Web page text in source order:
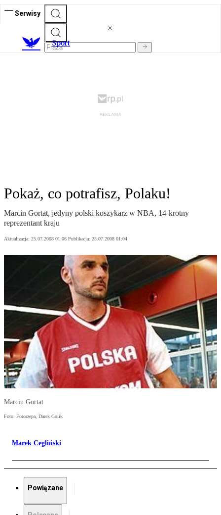
Serwisy
Sport
Pokaż, co potrafisz, Polaku!
Marcin Gortat, jedyny polski koszykarz w NBA, 14-krotny
reprezentant kraju
Aktualizacja: 25.07.2008 01:06 Publikacja: 25.07.2008 01:04
Marcin Gortat
Foto: Fotorzepa, Darek Golik
Marek Cegliński
Powiązane